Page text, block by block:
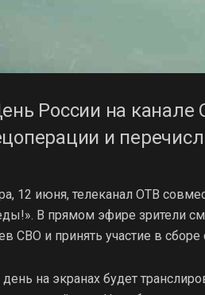
России на канале
и
12 июня, телеканал ОТВ
В прямом эфире зрители
СВО и принять участие в
день на экранах будет